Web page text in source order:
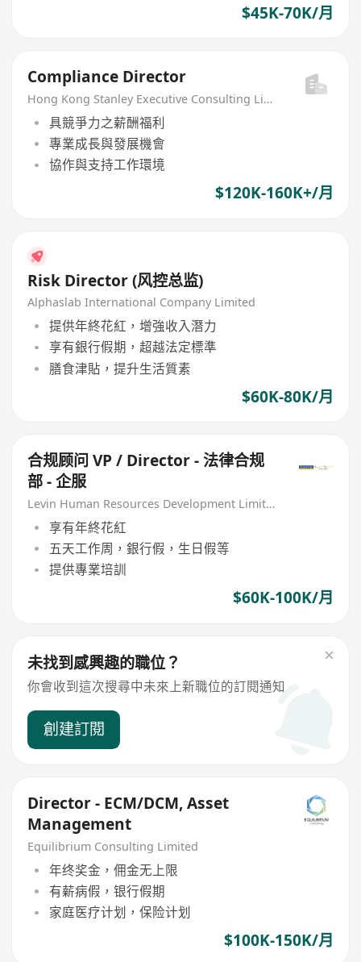
$45K-70K/月
Compliance Director
Hong Kong Stanley Executive Consulting Limited
具競爭力之薪酬福利
專業成長與發展機會
協作與支持工作環境
$120K-160K+/月
Risk Director (风控总监)
Alphaslab International Company Limited
提供年終花紅，增強收入潛力
享有銀行假期，超越法定標準
膳食津貼，提升生活質素
$60K-80K/月
合规顾问 VP / Director - 法律合规
部 - 企服
Levin Human Resources Development Limited
享有年終花紅
五天工作周，銀行假，生日假等
提供專業培訓
$60K-100K/月
未找到感興趣的職位？
你會收到這次搜尋中未來上新職位的訂閱通知
創建訂閱
Director - ECM/DCM, Asset
Management
Equilibrium Consulting Limited
年终奖金，佣金无上限
有薪病假，银行假期
家庭医疗计划，保险计划
$100K-150K/月